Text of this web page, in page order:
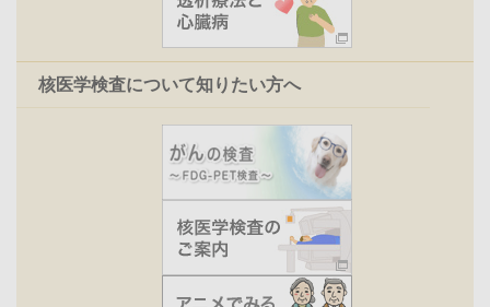
核医学検査について知りたい方へ